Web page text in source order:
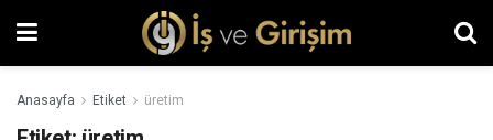
Anasayfa Etiket üretim